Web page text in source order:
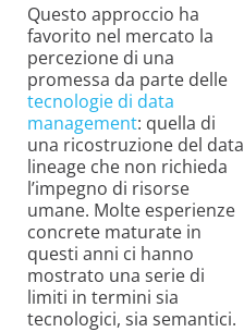
Questo approccio ha
favorito nel mercato la
percezione di una
promessa da parte delle
tecnologie di data
management: quella di
una ricostruzione del data
lineage che non richieda
l’impegno di risorse
umane. Molte esperienze
concrete maturate in
questi anni ci hanno
mostrato una serie di
limiti in termini sia
tecnologici, sia semantici.